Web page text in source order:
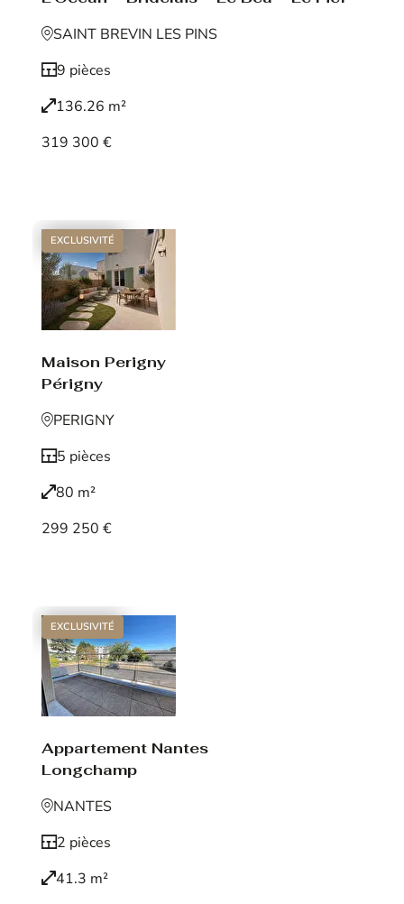
SAINT BREVIN LES PINS
9 pièces
136.26 m²
319 300 €
EXCLUSIVITÉ
Maison Perigny
Périgny
PERIGNY
5 pièces
80 m²
299 250 €
EXCLUSIVITÉ
Appartement Nantes
Longchamp
NANTES
2 pièces
41.3 m²